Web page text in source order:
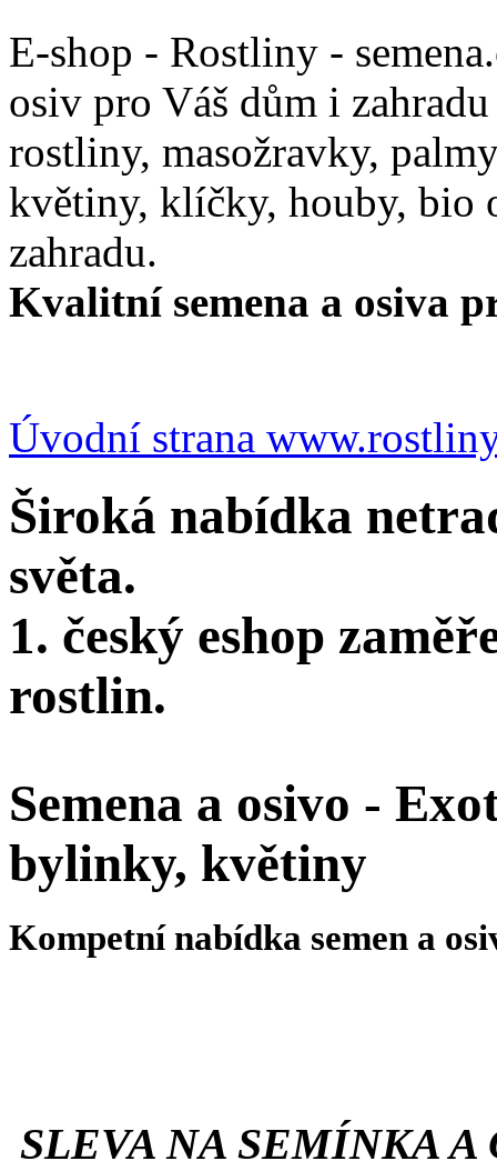
E-shop - Rostliny -
osiv pro Váš dům i
rostliny, masožravky,
květiny, klíčky, houby, bio
zahradu.
Kvalitní semena a osiva
Úvodní strana
Široká nabídka
světa.
1. český eshop
rostlin.
Semena a osivo -
bylinky, květiny
Kompetní nabídka semen a
SLEVA NA SEMÍNKA A